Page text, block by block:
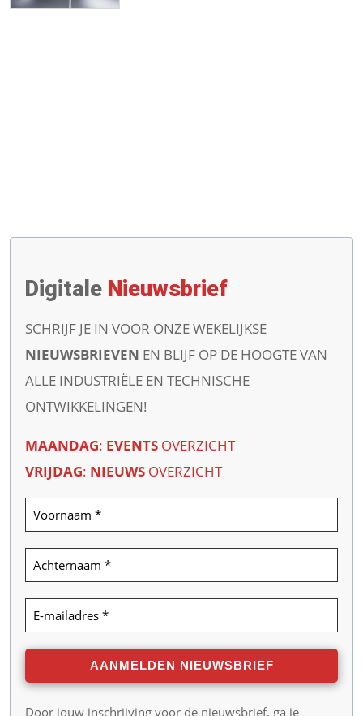
Digitale Nieuwsbrief
SCHRIJF JE IN VOOR ONZE WEKELIJKSE
NIEUWSBRIEVEN EN BLIJF OP DE HOOGTE VAN
ALLE INDUSTRIËLE EN TECHNISCHE
ONTWIKKELINGEN!
MAANDAG: EVENTS OVERZICHT
VRIJDAG: NIEUWS OVERZICHT
Door jouw inschrijving voor de nieuwsbrief, ga je